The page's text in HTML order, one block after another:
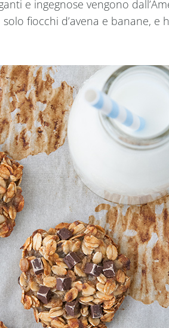
e ingegnose vengono
fiocchi d’avena e banane, e